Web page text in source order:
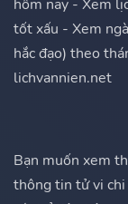
hôm nay - Xem
tốt xấu - Xem
hắc đạo) theo
lichvannien.net
Bạn muốn xem
thông tin tử vi